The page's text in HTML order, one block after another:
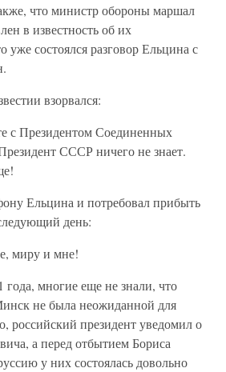
что министр обороны маршал
в известность об их
уже состоялся разговор Ельцина с
взорвался:
с Президентом Соединенных
СССР ничего не знает.
Ельцина и потребовал прибыть
день:
миру и мне!
года, многие еще не знали, что
не была неожиданной для
российский президент уведомил о
а перед отбытием Бориса
у них состоялась довольно